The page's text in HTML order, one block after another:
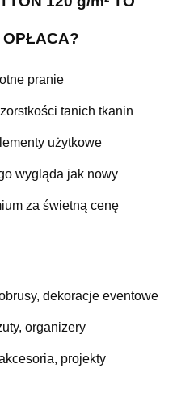
OPŁACA?
pranie
tanich tkanin
użytkowe
wygląda jak nowy
za świetną cenę
dekoracje eventowe
organizery
projekty